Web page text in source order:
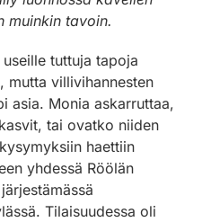
muinkin tavoin.
tuttuja tapoja
mutta villivihannesten
asia. Monia askarruttaa,
tai ovatko niiden
haettiin
yhdessä Röölän
Tilaisuudessa oli